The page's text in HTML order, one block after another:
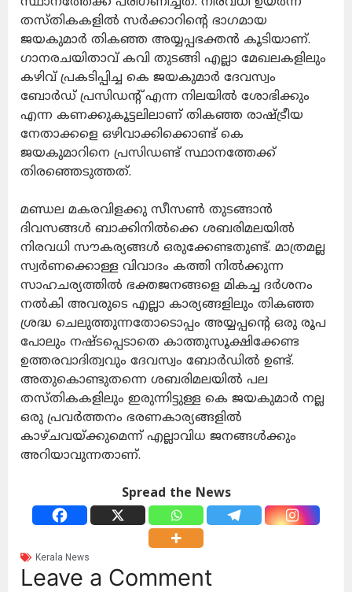
തസ്തികകളിൽ സർക്കാറിന്റെ ഭാഗമായ
ജയകുമാർ തികഞ്ഞ അയ്യപ്പഭക്തൻ കൂടിയാണ്.
ഗാനരചയിതാവ് കവി തുടങ്ങി എല്ലാ മേഖലകളിലും
കഴിവ് പ്രകടിപ്പിച്ച കെ ജയകുമാർ ദേവസ്വം
ബോർഡ് പ്രസിഡന്റ് എന്ന നിലയിൽ ശോഭിക്കും
എന്ന കണക്കുകൂട്ടലിലാണ് തികഞ്ഞ രാഷ്ട്രീയ
നേതാക്കളെ ഒഴിവാക്കിക്കൊണ്ട് കെ
ജയകുമാറിനെ പ്രസിഡണ്ട് സ്ഥാനത്തേക്ക്
തിരഞ്ഞെടുത്തത്.
മണ്ഡല മകരവിളക്കു സീസൺ തുടങ്ങാൻ
ദിവസങ്ങൾ ബാക്കിനിൽക്കെ ശബരിമലയിൽ
നിരവധി സൗകര്യങ്ങൾ ഒരുക്കേണ്ടതുണ്ട്. മാത്രമല്ല
സ്വർണക്കൊള്ള വിവാദം കത്തി നിൽക്കുന്ന
സാഹചര്യത്തിൽ ഭക്തജനങ്ങളെ മികച്ച ദർശനം
നൽകി അവരുടെ എല്ലാ കാര്യങ്ങളിലും തികഞ്ഞ
ശ്രദ്ധ ചെലുത്തുന്നതോടൊപ്പം അയ്യപ്പന്റെ ഒരു രൂപ
പോലും നഷ്ടപ്പെടാതെ കാത്തുസൂക്ഷിക്കേണ്ട
ഉത്തരവാദിത്വവും ദേവസ്വം ബോർഡിൽ ഉണ്ട്.
അതുകൊണ്ടുതന്നെ ശബരിമലയിൽ പല
തസ്തികകളിലും ഇരുന്നിട്ടുള്ള കെ ജയകുമാർ നല്ല
ഒരു പ്രവർത്തനം ഭരണകാര്യങ്ങളിൽ
കാഴ്ചവയ്ക്കുമെന്ന് എല്ലാവിധ ജനങ്ങൾക്കും
അറിയാവുന്നതാണ്.
Spread the News
Kerala News
Leave a Comment